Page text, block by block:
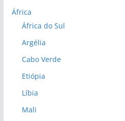
África
África do Sul
Argélia
Cabo Verde
Etiópia
Líbia
Mali